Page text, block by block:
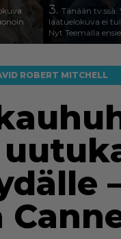
3. Tänään
laatuelokuva ei
Nyt Teemalla
ROBERT MITCHELL